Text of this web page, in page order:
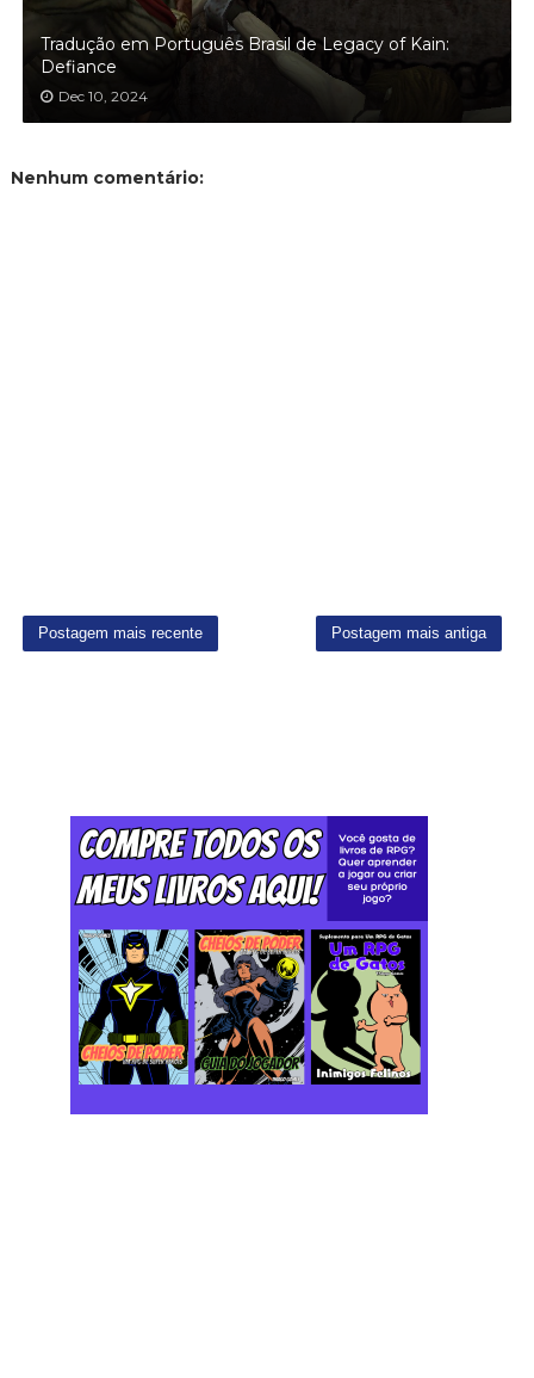
Tradução em Português Brasil de Legacy of Kain:
Defiance
Dec 10, 2024
Nenhum comentário:
Postagem mais recente Postagem mais antiga